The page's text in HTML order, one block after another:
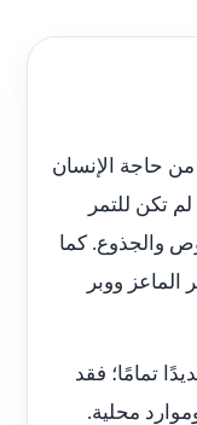
من حاجة الإنسان
لم تكن للتمر
والجذوع. كما
ووبر
تمامًا؛ فقد
محلية.